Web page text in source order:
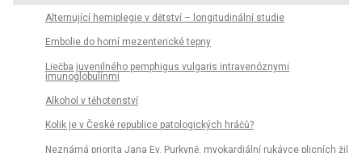
Alternující hemiplegie v dětství – longitudinální studie
Embolie do horní mezenterické tepny
Liečba juvenilného pemphigus vulgaris intravenóznymi
imunoglobulínmi
Alkohol v těhotenství
Kolik je v České republice patologických hráčů?
Neznámá priorita Jana Ev. Purkyně: myokardiální rukávce plicních žil